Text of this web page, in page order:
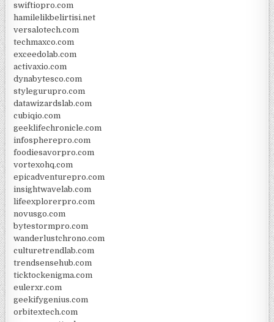
swiftiopro.com
hamilelikbelirtisi.net
versalotech.com
techmaxco.com
exceedolab.com
activaxio.com
dynabytesco.com
stylegurupro.com
datawizardslab.com
cubiqio.com
geeklifechronicle.com
infospherepro.com
foodiesavorpro.com
vortexohq.com
epicadventurepro.com
insightwavelab.com
lifeexplorerpro.com
novusgo.com
bytestormpro.com
wanderlustchrono.com
culturetrendlab.com
trendsensehub.com
ticktockenigma.com
eulerxr.com
geekifygenius.com
orbitextech.com